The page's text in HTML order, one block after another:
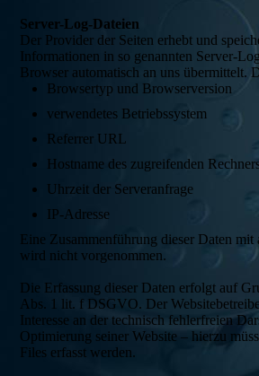
Server-Log-Dateien
Der Provider der Seiten erhebt und
Informationen in so genannten Server-
Browser automatisch an uns übermittelt.
Browsertyp und Browserversion
verwendetes Betriebssystem
Referrer URL
Hostname des zugreifenden
Uhrzeit der Serveranfrage
IP-Adresse
Eine Zusammenführung dieser Daten mit
wird nicht vorgenommen.
Die Erfassung dieser Daten erfolgt auf
Abs. 1 lit. f DSGVO. Der
Interesse an der technisch fehlerfreien
Optimierung seiner Website – hierzu
Files erfasst werden.